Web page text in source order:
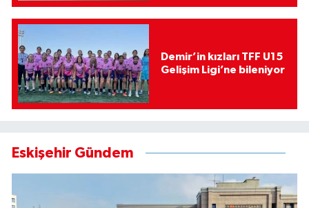
Demir’in kızları TFF U15
Gelişim Ligi’ne bileniyor
Eskişehir Gündem